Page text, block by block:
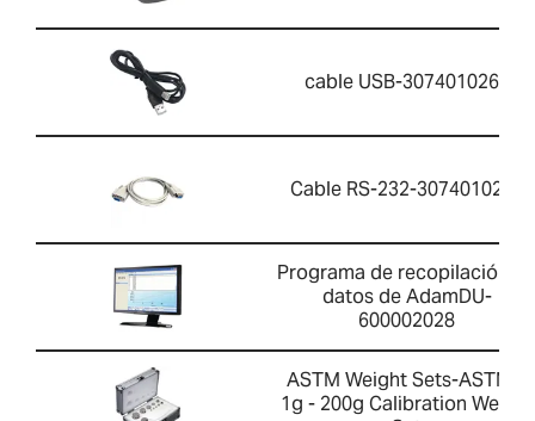
cable USB-3074010267
Cable RS-232-3074010266
Programa de recopilación de
datos de AdamDU-
600002028
ASTM Weight Sets-ASTM 1
1g - 200g Calibration Weight